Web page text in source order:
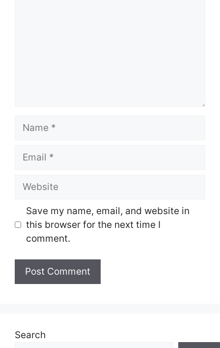
Name
Email
Website
Save my name, email, and website in
this browser for the next time I
comment.
Search